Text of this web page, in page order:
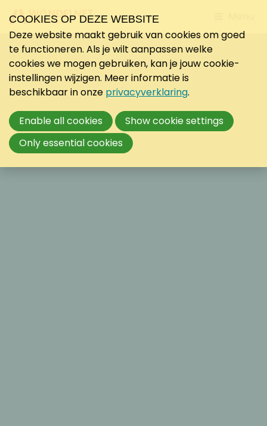
to
COOKIES OP DEZE WEBSITE
Deze website maakt gebruik van cookies om goed
te functioneren. Als je wilt aanpassen welke
cookies we mogen gebruiken, kan je jouw cookie-
instellingen wijzigen. Meer informatie is
beschikbaar in onze privacyverklaring.
Enable all cookies
Show cookie settings
Only essential cookies